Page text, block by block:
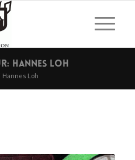
Hannes Loh
Hannes Loh